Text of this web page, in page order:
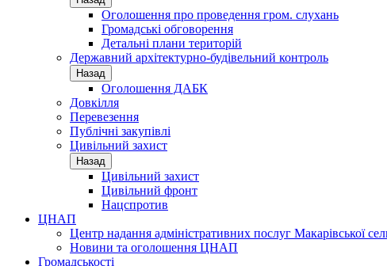
Оголошення про проведення гром. слухань
Громадські обговорення
Детальні плани територій
Державний архітектурно-будівельний контроль
Назад
Оголошення ДАБК
Довкілля
Перевезення
Публічні закупівлі
Цивільний захист
Назад
Цивільний захист
Цивільний фронт
Нацспротив
ЦНАП
Центр надання адміністративних послуг Макарівської
Новини та оголошення ЦНАП
Громадськості